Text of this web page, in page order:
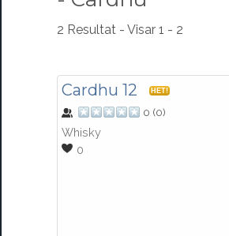
2 Resultat - Visar 1 - 2
Cardhu 12 HET!
0 (0)
Whisky
0